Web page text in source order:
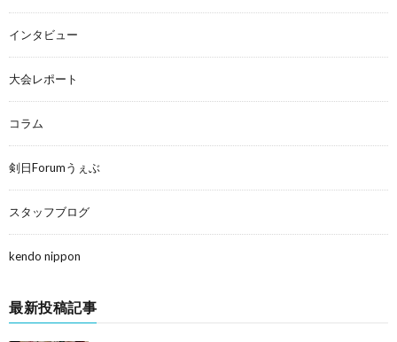
インタビュー
大会レポート
コラム
剣日Forumうぇぶ
スタッフブログ
kendo nippon
最新投稿記事